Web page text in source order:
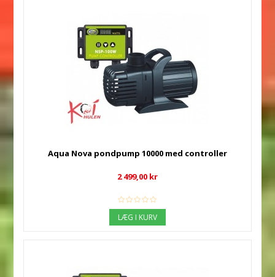
Aqua Nova pondpump 10000 med controller
2 499,00 kr
LÆG I KURV